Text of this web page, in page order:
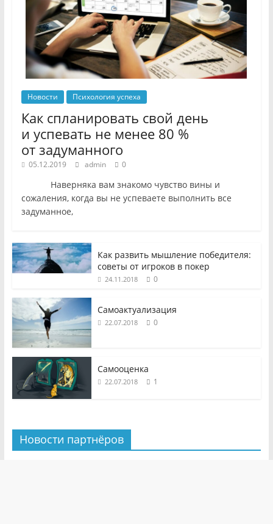
Новости Психология успеха
Как спланировать свой день
и успевать не менее 80 %
от задуманного
05.12.2019 admin 0
Наверняка вам знакомо чувство вины и
сожаления, когда вы не успеваете выполнить все
задуманное,
Как развить мышление победителя:
советы от игроков в покер
24.11.2018 0
Самоактуализация
22.07.2018 0
Самооценка
22.07.2018 1
Новости партнёров